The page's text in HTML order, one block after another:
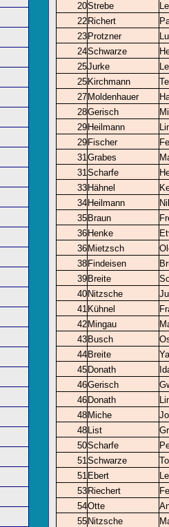
20Strebe
22 Richert
23 Protzner
24Schwarze
25Jurke
25 Kirchmann
27 Moldenhauer
28Gerisch
29 Heilmann
29 Fischer
31Grabes
31Scharfe
33 Hähnel
34 Heilmann
35 Braun
36 Henke
36 Mietzsch
38 Findeisen
39 Breite
40 Nitzsche
41 Kühnel
42 Mingau
43 Busch
44 Breite
45 Donath
46Gerisch
46 Donath
48 Miche
48 List
50Scharfe
51Schwarze
51 Ebert
53 Riechert
54Otte
55 Nitzsche